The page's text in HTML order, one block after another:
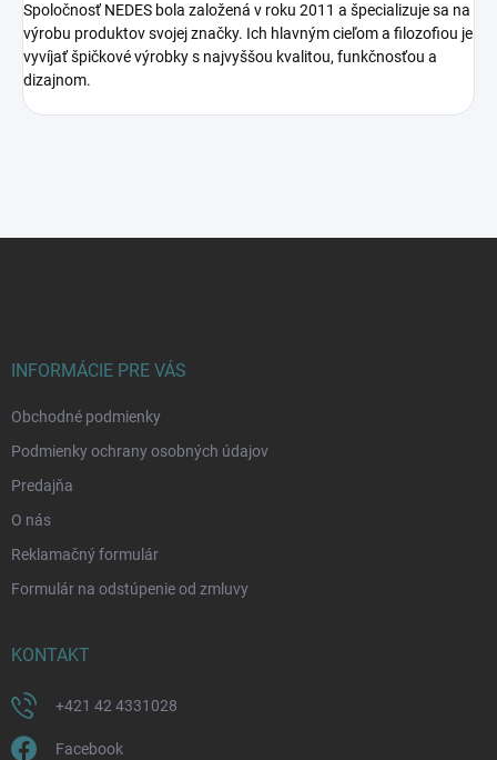
Spoločnosť NEDES bola založená v roku 2011 a špecializuje sa na
výrobu produktov svojej značky. Ich hlavným cieľom a filozofiou je
vyvíjať špičkové výrobky s najvyššou kvalitou, funkčnosťou a
dizajnom.
INFORMÁCIE PRE VÁS
Obchodné podmienky
Podmienky ochrany osobných údajov
Predajňa
O nás
Reklamačný formulár
Formulár na odstúpenie od zmluvy
KONTAKT
+421 42 4331028
Facebook